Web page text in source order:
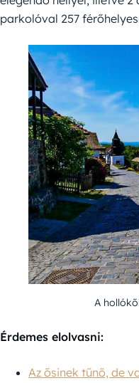
parkolóval 257
A
Érdemes elolvasni:
Az ősinek tűnő, de